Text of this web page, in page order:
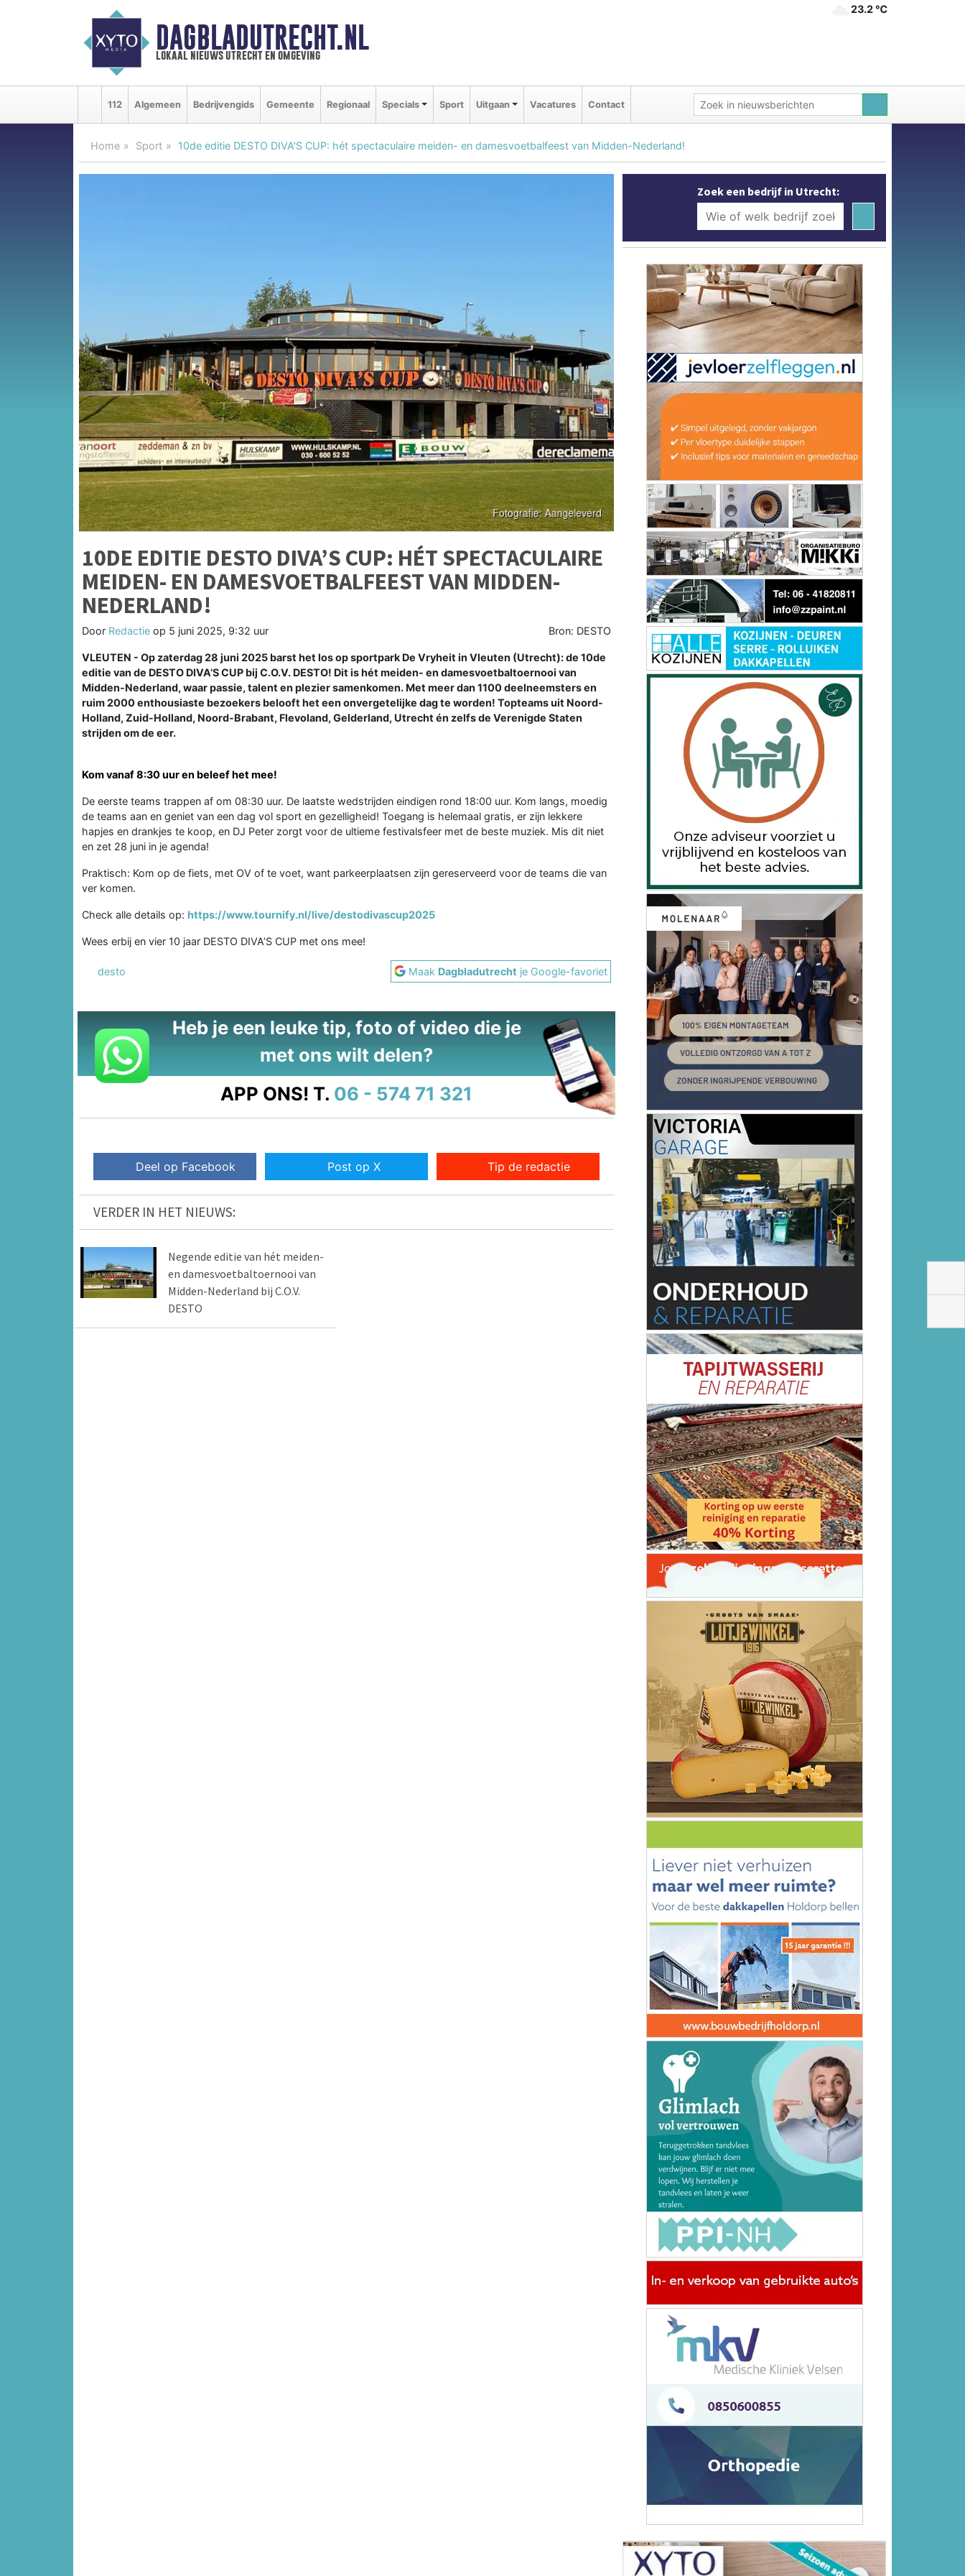
DAGBLADUTRECHT.NL
lokaal nieuws utrecht en omgeving
23.2 ℃
112 Algemeen Bedrijvengids Gemeente Regionaal Specials Sport Uitgaan Vacatures Contact
Home Sport 10de editie DESTO DIVA’S CUP: hét spectaculaire meiden- en damesvoetbalfeest van Midden-Nederland!
10DE EDITIE DESTO DIVA’S CUP: HÉT SPECTACULAIRE
MEIDEN- EN DAMESVOETBALFEEST VAN MIDDEN-
NEDERLAND!
Door Redactie op 5 juni 2025, 9:32 uur Bron: DESTO
VLEUTEN - Op zaterdag 28 juni 2025 barst het los op sportpark De Vryheit in Vleuten (Utrecht): de 10de
editie van de DESTO DIVA’S CUP bij C.O.V. DESTO! Dit is hét meiden- en damesvoetbaltoernooi van
Midden-Nederland, waar passie, talent en plezier samenkomen. Met meer dan 1100 deelneemsters en
ruim 2000 enthousiaste bezoekers belooft het een onvergetelijke dag te worden! Topteams uit Noord-
Holland, Zuid-Holland, Noord-Brabant, Flevoland, Gelderland, Utrecht én zelfs de Verenigde Staten
strijden om de eer.
Kom vanaf 8:30 uur en beleef het mee!
De eerste teams trappen af om 08:30 uur. De laatste wedstrijden eindigen rond 18:00 uur. Kom langs, moedig
de teams aan en geniet van een dag vol sport en gezelligheid! Toegang is helemaal gratis, er zijn lekkere
hapjes en drankjes te koop, en DJ Peter zorgt voor de ultieme festivalsfeer met de beste muziek. Mis dit niet
en zet 28 juni in je agenda!
Praktisch: Kom op de fiets, met OV of te voet, want parkeerplaatsen zijn gereserveerd voor de teams die van
ver komen.
Check alle details op: https://www.tournify.nl/live/destodivascup2025
Wees erbij en vier 10 jaar DESTO DIVA’S CUP met ons mee!
desto Maak Dagbladutrecht je Google-favoriet
Heb je een leuke tip, foto of video die je
met ons wilt delen?
APP ONS! T. 06 - 574 71 321
Deel op Facebook Post op X Tip de redactie
VERDER IN HET NIEUWS:
Negende editie van hét meiden-
en damesvoetbaltoernooi van
Midden-Nederland bij C.O.V.
DESTO
Zoek een bedrijf in Utrecht: